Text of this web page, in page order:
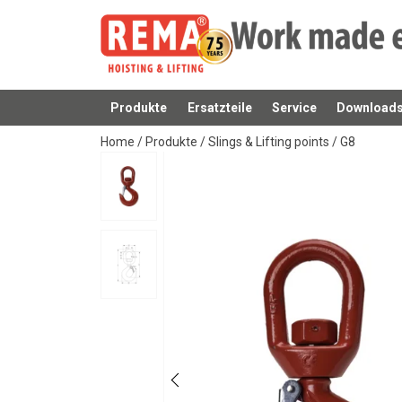
Produkte Ersatzteile Service Downloads
Anfragen
Home / Produkte /Slings & Lifting points /G8